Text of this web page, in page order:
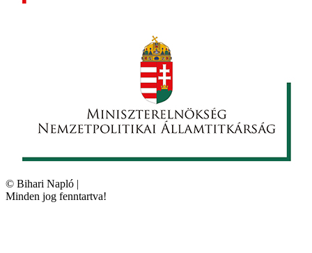
© Bihari Napló |
Minden jog fenntartva!